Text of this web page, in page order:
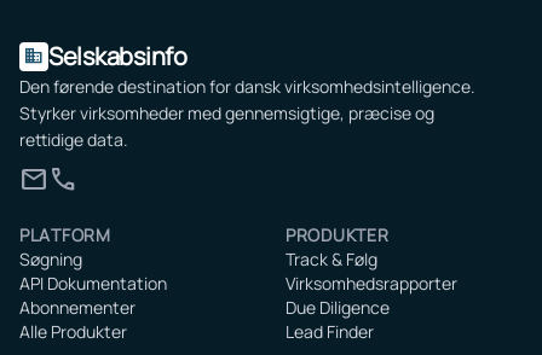
domain Selskabsinfo
Den førende destination for dansk virksomhedsintelligence.
Styrker virksomheder med gennemsigtige, præcise og
rettidige data.
mailcall
PLATFORM
Søgning
API Dokumentation
Abonnementer
Alle Produkter
PRODUKTER
Track & Følg
Virksomhedsrapporter
Due Diligence
Lead Finder